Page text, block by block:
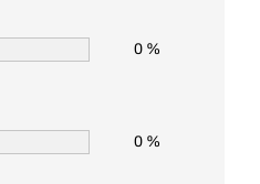
0 %
0 %